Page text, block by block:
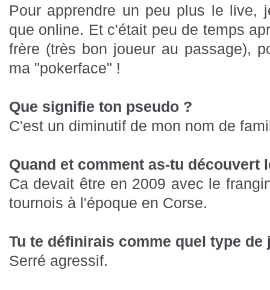
Pour apprendre un peu plus le live,
que online. Et c'était peu de temps
frère (très bon joueur au passage),
ma "pokerface" !
Que signifie ton pseudo ?
C'est un diminutif de mon nom de
Quand et comment as-tu découvert
Ca devait être en 2009 avec le
tournois à l'époque en Corse.
Tu te définirais comme quel type de
Serré agressif.